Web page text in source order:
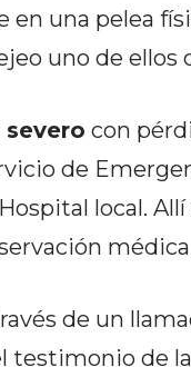
una pelea
uno de ellos
con
de
local.
de un
de